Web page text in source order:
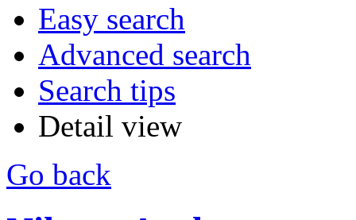
Easy search
Advanced search
Search tips
Detail view
Go back